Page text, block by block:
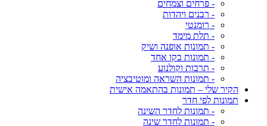
- פרחים וצמחים
- רבנים ויהדות
- רומנטי
- תלת מימד
- תמונות אופנה ושיק
- תמונות בקו אחד
- תרבות וקולנוע
- תמונות השראה ומוטיבציה
הקיר שלי – תמונות בהתאמה אישית
תמונות לפי חדר
- תמונות לחדר השינה
- תמונות לחדר שינה